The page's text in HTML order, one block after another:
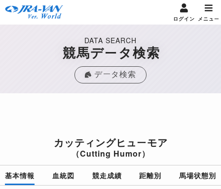
ログイン メニュー
DATA SEARCH
競馬データ検索
データ検索
カッティングヒューモア
（Cutting Humor）
基本情報 血統図 競走成績 距離別 馬場状態別